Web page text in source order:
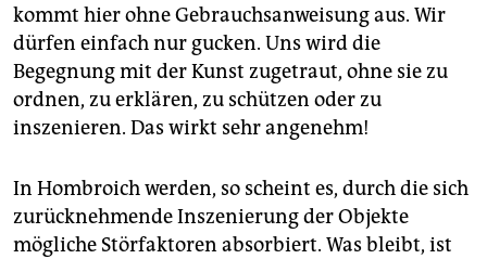
kommt hier ohne Gebrauchsanweisung aus. Wir
dürfen einfach nur gucken. Uns wird die
Begegnung mit der Kunst zugetraut, ohne sie zu
ordnen, zu erklären, zu schützen oder zu
inszenieren. Das wirkt sehr angenehm!
In Hombroich werden, so scheint es, durch die sich
zurücknehmende Inszenierung der Objekte
mögliche Störfaktoren absorbiert. Was bleibt, ist